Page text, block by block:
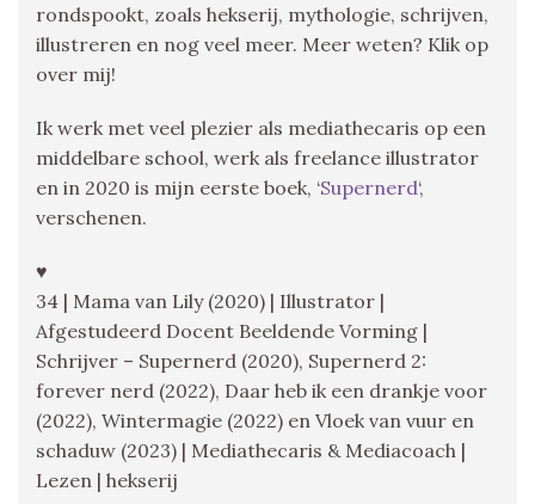
rondspookt, zoals hekserij, mythologie, schrijven,
illustreren en nog veel meer. Meer weten? Klik op
over mij!
Ik werk met veel plezier als mediathecaris op een
middelbare school, werk als freelance illustrator
en in 2020 is mijn eerste boek, ‘Supernerd‘,
verschenen.
♥
34 | Mama van Lily (2020) | Illustrator |
Afgestudeerd Docent Beeldende Vorming |
Schrijver – Supernerd (2020), Supernerd 2:
forever nerd (2022), Daar heb ik een drankje voor
(2022), Wintermagie (2022) en Vloek van vuur en
schaduw (2023) | Mediathecaris & Mediacoach |
Lezen | hekserij